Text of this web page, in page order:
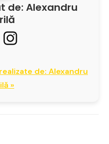
de: Alexandru
de: Alexandru
»